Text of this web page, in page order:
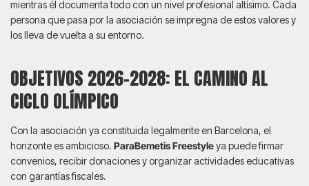
mientras él documenta todo con un nivel profesional altísimo. Cada
persona que pasa por la asociación se impregna de estos valores y
los lleva de vuelta a su entorno.
OBJETIVOS 2026-2028: EL CAMINO AL
CICLO OLÍMPICO
Con la asociación ya constituida legalmente en Barcelona, el
horizonte es ambicioso. ParaBemetis Freestyleya puede firmar
convenios, recibir donaciones y organizar actividades educativas
con garantías fiscales.